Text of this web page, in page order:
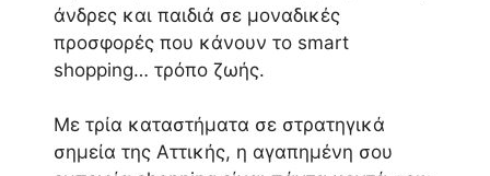
άνδρες και παιδιά σε μοναδικές
προσφορές που κάνουν το smart
shopping… τρόπο ζωής.
Με τρία καταστήματα σε στρατηγικά
σημεία της Αττικής, η αγαπημένη σου